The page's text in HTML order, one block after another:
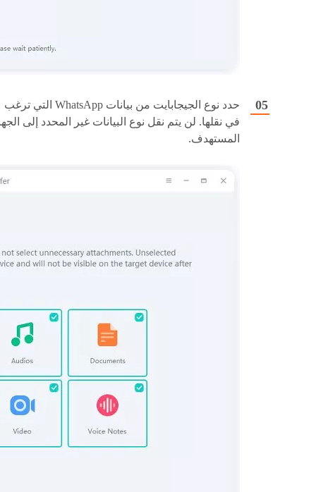
حدد نوع الجيجابايت من بيانات WhatsApp التي ترغب
في نقلها. لن يتم نقل نوع البيانات غير المحدد إلى
المستهدف.